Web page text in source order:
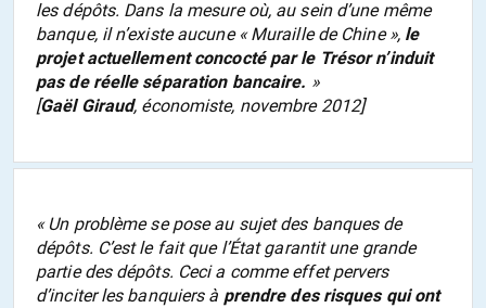
les dépôts. Dans la mesure où, au sein d’une même
banque, il n’existe aucune « Muraille de Chine », le
projet actuellement concocté par le Trésor n’induit
pas de réelle séparation bancaire. »
[Gaël Giraud, économiste, novembre 2012]
«Un problème se pose au sujet des banques de
dépôts. C’est le fait que l’État garantit une grande
partie des dépôts. Ceci a comme effet pervers
d’inciter les banquiers à prendre des risques qui ont